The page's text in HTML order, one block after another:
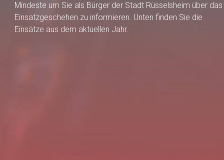
Mindeste um Sie als Bürger der Stadt Rüsselsheim über das
Einsatzgeschehen zu informieren. Unten finden Sie die
Einsätze aus dem aktuellen Jahr.